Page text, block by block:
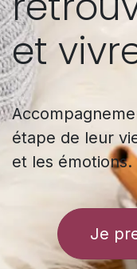
et
étape de leur
et les émotions.
Je